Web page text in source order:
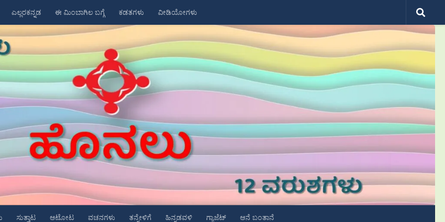
ಎಲ್ಲರಕನ್ನಡ ಈ ಮಿಂಬಾಗಿಲ ಬಗ್ಗೆ ಕಡತಗಳು ವೀಡಿಯೋಗಳು
ಸುತ್ತಾಟ ಆಟೋಟ ವಚನಗಳು ತನ್ನೇಳಿಗೆ ಹಿನ್ನಡವಳಿ ಗ್ಯಾಜೆಟ್ ಆನೆ ಬಂತಾನೆ